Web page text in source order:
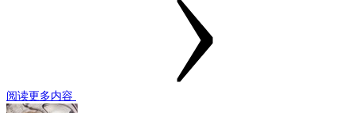
阅读更多内容